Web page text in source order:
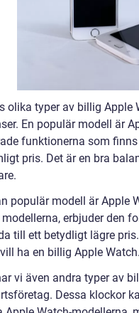
olika typer av billig Apple
En populär modell är
funktionerna som
pris. Det är en bra
populär modell är Apple
erbjuder den
till ett betydligt lägre
ha en billig Apple Watch.
vi även andra typer av
Dessa klockor